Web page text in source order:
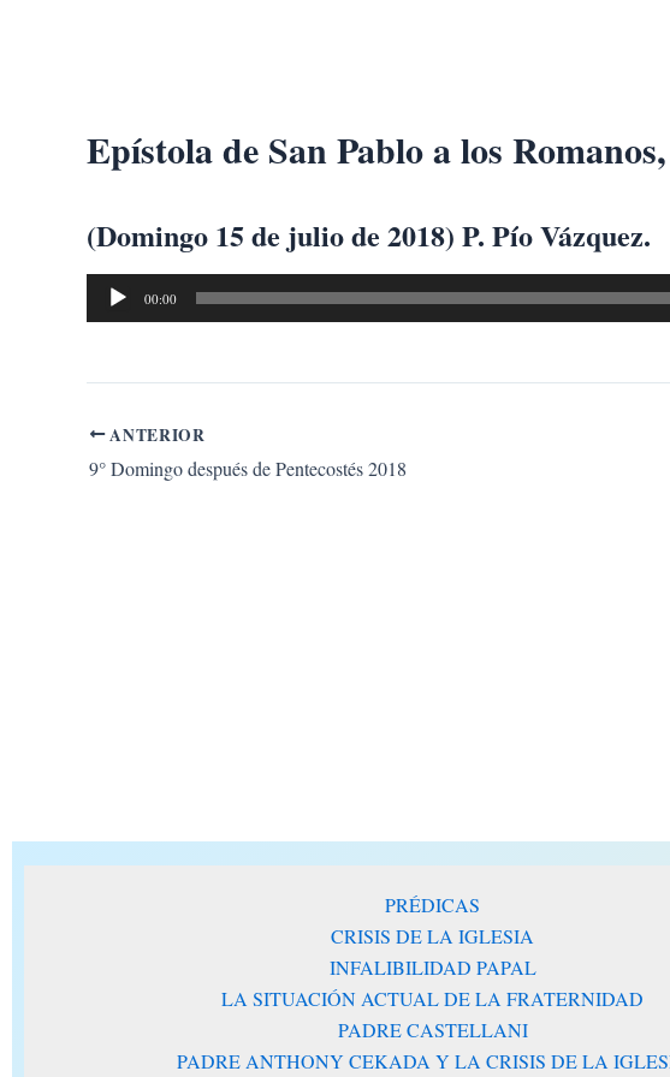
Epístola de San Pablo a los
(Domingo 15 de julio de 2018) P. Pío Vázquez.
Reproductor
de
00:00
ANTERIOR
9° Domingo después de Pentecostés 2018
PRÉDICAS
CRISIS DE LA IGLESIA
INFALIBILIDAD PAPAL
LA SITUACIÓN ACTUAL DE LA FRATERNIDAD
PADRE CASTELLANI
PADRE ANTHONY CEKADA Y LA CRISIS DE LA